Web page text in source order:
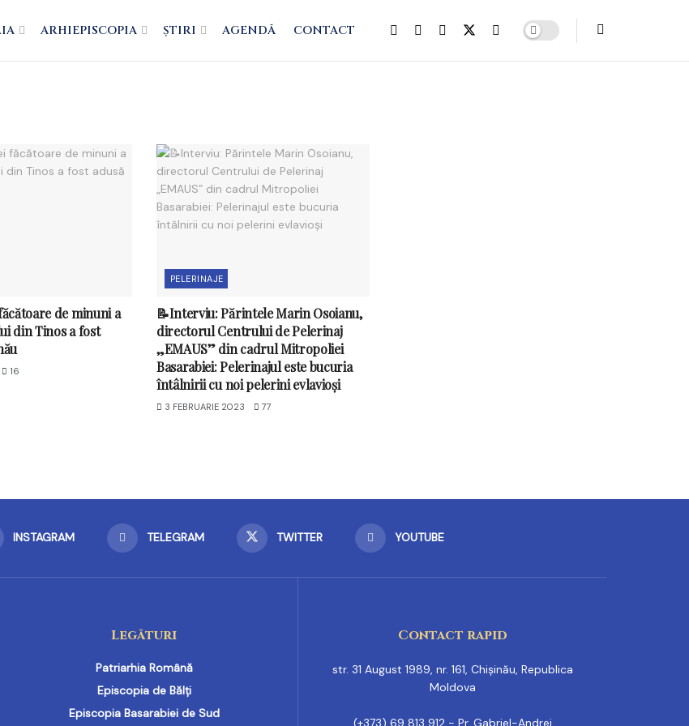
ARHIEPISCOPIA ȘTIRI AGENDĂ CONTACT
de minuni a
din Tinos a fost
16
PELERINAJE
📝Interviu: Părintele Marin Osoianu,
directorul Centrului de Pelerinaj
„EMAUS” din cadrul Mitropoliei
Basarabiei: Pelerinajul este bucuria
întâlnirii cu noi pelerini evlavioși
3 FEBRUARIE 2023 77
INSTAGRAM TELEGRAM TWITTER YOUTUBE
Legături
Patriarhia Română
Episcopia de Bălți
Episcopia Basarabiei de Sud
Contact rapid
str. 31 August 1989, nr. 161, Chișinău, Republica
Moldova
(+373) 69 813 912 - Pr. Gabriel-Andrei